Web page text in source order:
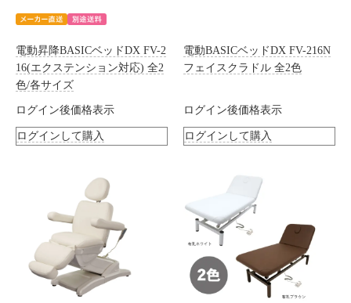
電動昇降BASICベッドDX FV-2
16(エクステンション対応) 全2
色/各サイズ
ログイン後価格表示
ログインして購入
電動BASICベッドDX FV-216N
フェイスクラドル 全2色
ログイン後価格表示
ログインして購入